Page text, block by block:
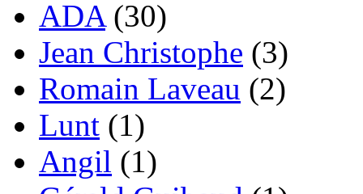
ADA(30)
Jean Christophe (3)
Romain Laveau (2)
Lunt (1)
Angil (1)